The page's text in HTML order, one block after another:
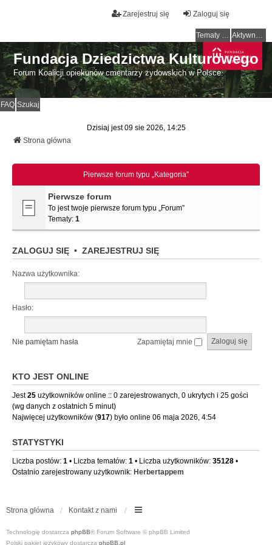
Zaloguj się
Zarejestruj się
Tematy bez odpowiedzi Aktywne tematy
Fundacja Dziedzictwa Kulturowego
Forum Koalicji opiekunów cmentarzy żydowskich w Polsce.
FAQ Szukaj
Dzisiaj jest 09 sie 2026, 14:25
Strona główna
Pierwsze forum typu „Kategoria”
Pierwsze forum
To jest twoje pierwsze forum typu „Forum”
Tematy: 1
ZALOGUJ SIĘ • ZAREJESTRUJ SIĘ
Nazwa użytkownika:
Hasło:
Nie pamiętam hasła Zapamiętaj mnie
KTO JEST ONLINE
Jest25 użytkowników online :: 0 zarejestrowanych, 0 ukrytych i 25 gości
(wg danych z ostatnich 5 minut)
Najwięcej użytkowników (917) było online 06 maja 2026, 4:54
STATYSTYKI
Liczba postów: 1 • Liczba tematów: 1 • Liczba użytkowników: 35128 •
Ostatnio zarejestrowany użytkownik: Herbertappem
Strona główna Kontakt z nami
Technologię dostarcza phpBB® Forum Software © phpBB Limited
Polski pakiet językowy dostarcza phpBB.pl